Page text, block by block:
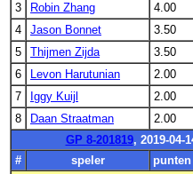
3
Robin Zhang 4.00
4
Jason Bonnet 3.50
5
Thijmen Zijda 3.50
6
Levon Harutunian 2.00
7
Iggy Kuijl 2.00
8
Daan Straatman 2.00
GP 8-201819, 2019-04-
#
speler punten